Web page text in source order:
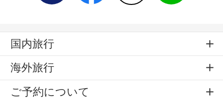
国内旅行
海外旅行
ご予約について